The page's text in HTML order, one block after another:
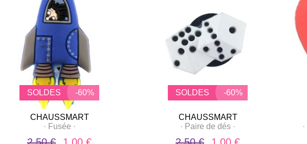
SOLDES -60%
CHAUSSMART
· Fusée ·
SOLDES -60%
CHAUSSMART
· Paire de dés ·
·